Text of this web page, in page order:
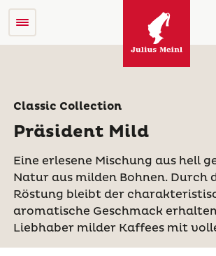
Classic Collection
Präsident Mild
Eine erlesene Mischung aus hell
Natur aus milden Bohnen. ​Durch
Röstung bleibt der
aromatische Geschmack
Liebhaber milder Kaffees mit